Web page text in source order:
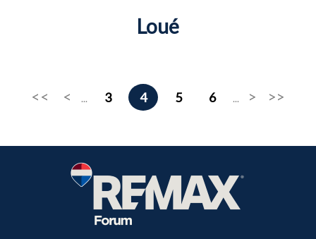
Loué
... 3 4 5 6 ...